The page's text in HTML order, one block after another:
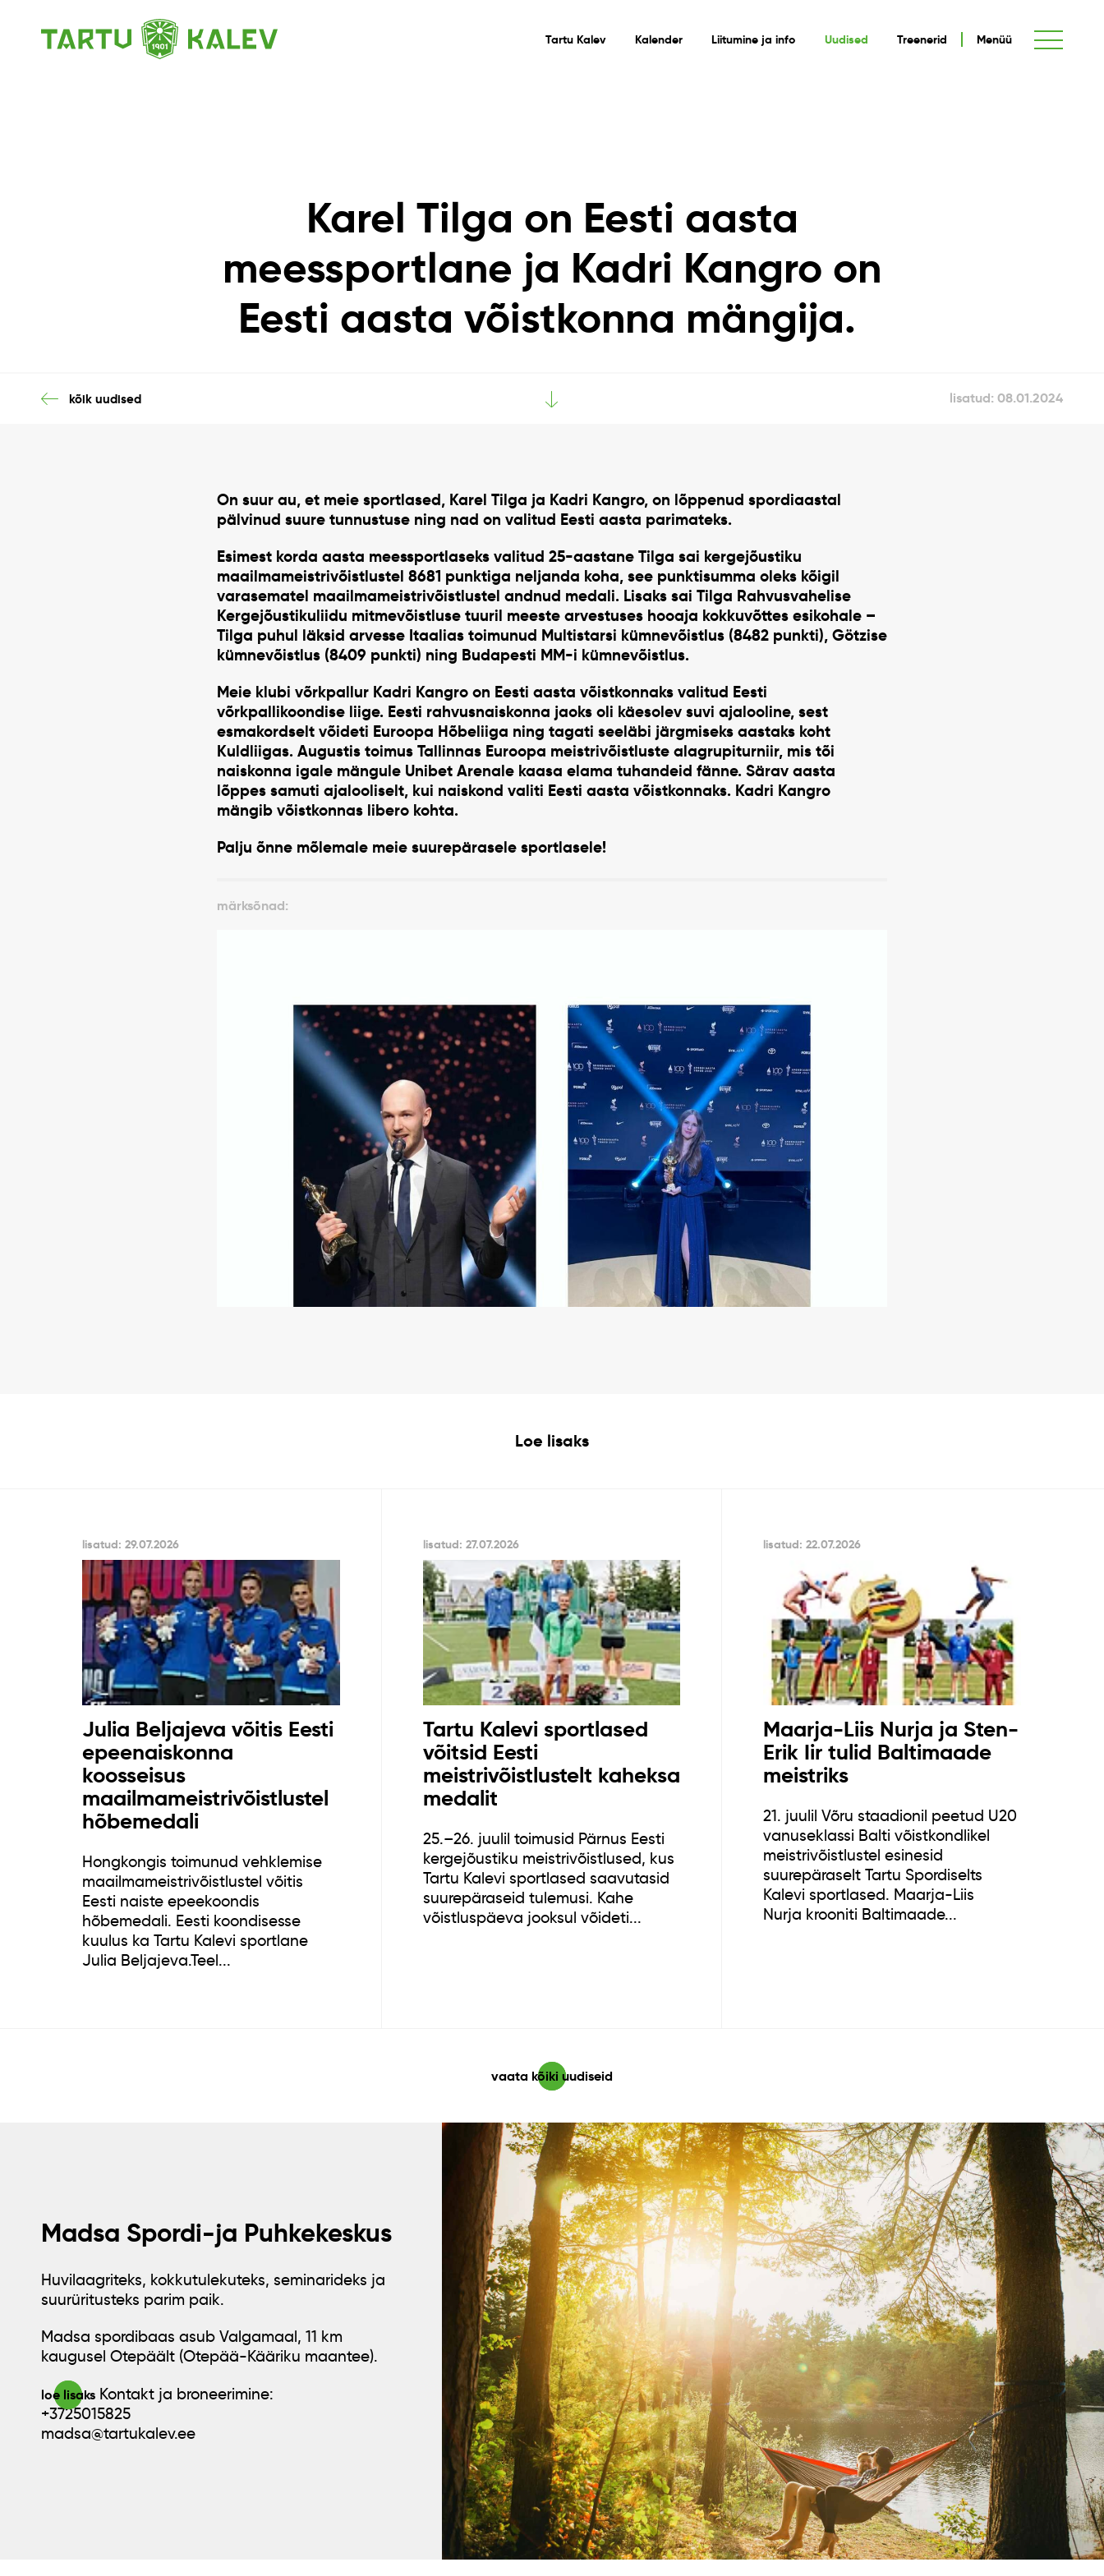
Tartu Kalev Kalender Liitumine ja info Uudised Treenerid Menüü
Karel Tilga on Eesti aasta
meessportlane ja Kadri Kangro on
Eesti aasta võistkonna mängija.
kõik uudised lisatud: 08.01.2024
On suur au, et meie sportlased, Karel Tilga ja Kadri Kangro, on lõppenud spordiaastal
pälvinud suure tunnustuse ning nad on valitud Eesti aasta parimateks.
Esimest korda aasta meessportlaseks valitud 25-aastane Tilga sai kergejõustiku
maailmameistrivõistlustel 8681 punktiga neljanda koha, see punktisumma oleks kõigil
varasematel maailmameistrivõistlustel andnud medali. Lisaks sai Tilga Rahvusvahelise
Kergejõustikuliidu mitmevõistluse tuuril meeste arvestuses hooaja kokkuvõttes esikohale –
Tilga puhul läksid arvesse Itaalias toimunud Multistarsi kümnevõistlus (8482 punkti), Götzise
kümnevõistlus (8409 punkti) ning Budapesti MM-i kümnevõistlus.
Meie klubi võrkpallur Kadri Kangro on Eesti aasta võistkonnaks valitud Eesti
võrkpallikoondise liige. Eesti rahvusnaiskonna jaoks oli käesolev suvi ajalooline, sest
esmakordselt võideti Euroopa Hõbeliiga ning tagati seeläbi järgmiseks aastaks koht
Kuldliigas. Augustis toimus Tallinnas Euroopa meistrivõistluste alagrupiturniir, mis tõi
naiskonna igale mängule Unibet Arenale kaasa elama tuhandeid fänne. Särav aasta
lõppes samuti ajalooliselt, kui naiskond valiti Eesti aasta võistkonnaks. Kadri Kangro
mängib võistkonnas libero kohta.
Palju õnne mõlemale meie suurepärasele sportlasele!
märksõnad:
Loe lisaks
lisatud: 29.07.2026
Julia Beljajeva võitis Eesti
epeenaiskonna
koosseisus
maailmameistrivõistlustel
hõbemedali
Hongkongis toimunud vehklemise
maailmameistrivõistlustel võitis
Eesti naiste epeekoondis
hõbemedali. Eesti koondisesse
kuulus ka Tartu Kalevi sportlane
Julia Beljajeva.Teel...
lisatud: 27.07.2026
Tartu Kalevi sportlased
võitsid Eesti
meistrivõistlustelt kaheksa
medalit
25.–26. juulil toimusid Pärnus Eesti
kergejõustiku meistrivõistlused, kus
Tartu Kalevi sportlased saavutasid
suurepäraseid tulemusi. Kahe
võistluspäeva jooksul võideti...
lisatud: 22.07.2026
Maarja-Liis Nurja ja Sten-
Erik Iir tulid Baltimaade
meistriks
21. juulil Võru staadionil peetud U20
vanuseklassi Balti võistkondlikel
meistrivõistlustel esinesid
suurepäraselt Tartu Spordiselts
Kalevi sportlased. Maarja-Liis
Nurja krooniti Baltimaade...
vaata kõiki uudiseid
Madsa Spordi-ja Puhkekeskus
Huvilaagriteks, kokkutulekuteks, seminarideks ja
suurüritusteks parim paik.
Madsa spordibaas asub Valgamaal, 11 km
kaugusel Otepäält (Otepää-Kääriku maantee).
loe lisaks Kontakt ja broneerimine:
+3725015825
madsa@tartukalev.ee